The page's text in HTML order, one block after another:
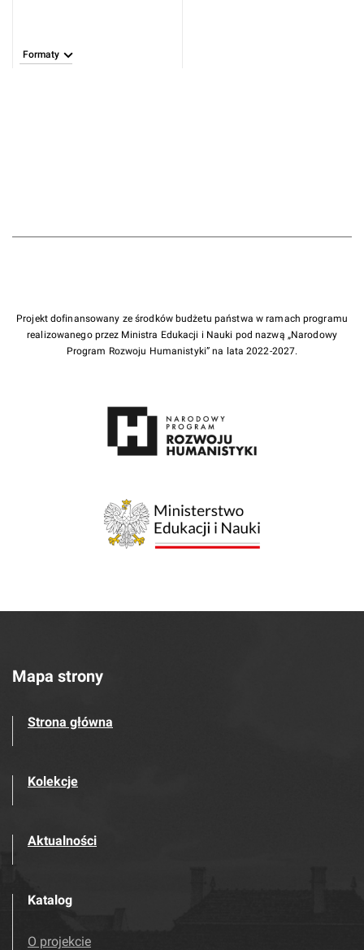
Formaty
Projekt dofinansowany ze środków budżetu państwa w ramach programu
realizowanego przez Ministra Edukacji i Nauki pod nazwą „Narodowy
Program Rozwoju Humanistyki” na lata 2022-2027.
Mapa strony
Strona główna
Kolekcje
Aktualności
Katalog
O projekcie